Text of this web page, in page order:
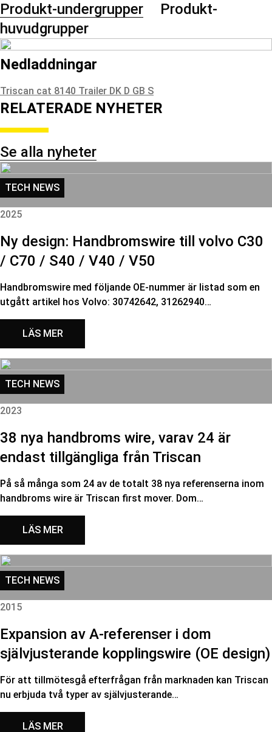
Produkt-undergrupper
Produkt-
huvudgrupper
Nedladdningar
Triscan cat 8140 Trailer DK D GB S
RELATERADE NYHETER
Se alla nyheter
TECH NEWS
2025
Ny design: Handbromswire till volvo C30
/ C70 / S40 / V40 / V50
Handbromswire med följande OE-nummer är listad som en
utgått artikel hos Volvo: 30742642, 31262940…
LÄS MER
TECH NEWS
2023
38 nya handbroms wire, varav 24 är
endast tillgängliga från Triscan
På så många som 24 av de totalt 38 nya referenserna inom
handbroms wire är Triscan first mover. Dom…
LÄS MER
TECH NEWS
2015
Expansion av A-referenser i dom
självjusterande kopplingswire (OE design)
För att tillmötesgå efterfrågan från marknaden kan Triscan
nu erbjuda två typer av självjusterande…
LÄS MER